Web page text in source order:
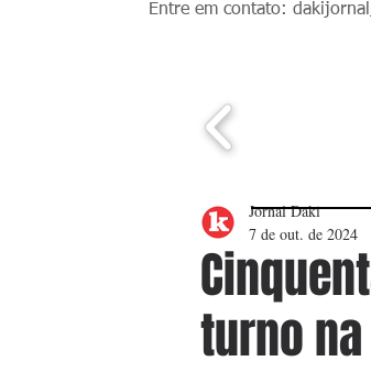
Entre em contato: dakijornal
turno
Jornal Daki
7 de out. de 2024